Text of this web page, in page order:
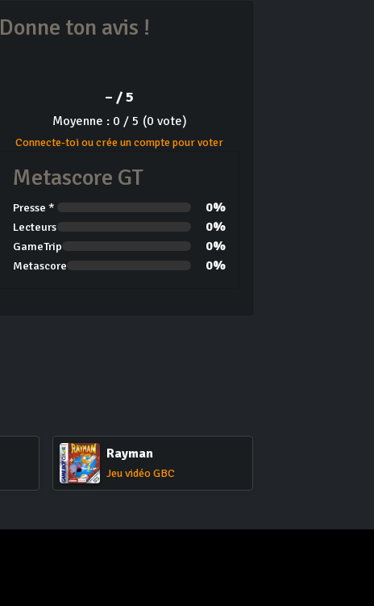
Donne ton avis !
– / 5
Moyenne : 0 / 5 (0 vote)
Connecte-toi ou crée un compte pour voter
Metascore GT
Presse * 0%
Lecteurs 0%
GameTrip 0%
Metascore 0%
Rayman
Jeu vidéo GBC